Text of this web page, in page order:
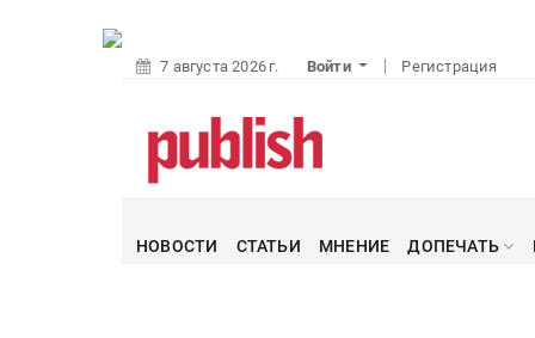
7 августа 2026 г. Войти Регистрация
НОВОСТИ СТАТЬИ МНЕНИЕ ДОПЕЧАТЬ